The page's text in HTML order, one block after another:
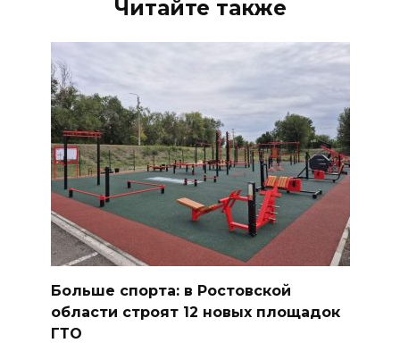
Читайте также
Больше спорта: в Ростовской
области строят 12 новых площадок
ГТО